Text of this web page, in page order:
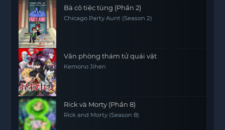
Bà cô tiệc tùng (Phần 2)
Chicago Party Aunt (Season 2)
Văn phòng thám tử quái vật
Kemono Jihen
Rick và Morty (Phần 8)
Rick and Morty (Season 8)